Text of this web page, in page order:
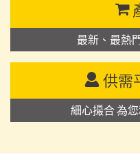
最新、最熱
供需
細心撮合 為